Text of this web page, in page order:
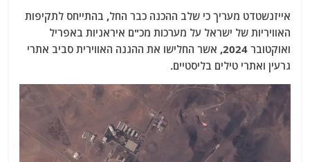
אייזנשטדט מעריך כי שלב ההכנה כבר החל, בהתייחס לתקיפות
האוויריות של ישראל על מערכות מכ"ם איראניות באפריל
ואוקטובר 2024, אשר החלישו את ההגנה האווירית סביב אתרי
גרעין ואתרי טילים בליסטיים.